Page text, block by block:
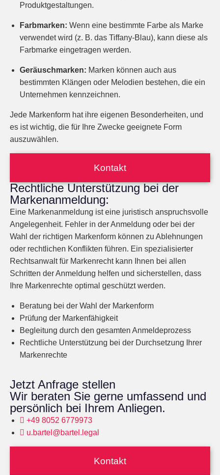
Produktgestaltungen.
Farbmarken: Wenn eine bestimmte Farbe als Marke
verwendet wird (z. B. das Tiffany-Blau), kann diese als
Farbmarke eingetragen werden.
Geräuschmarken: Marken können auch aus
bestimmten Klängen oder Melodien bestehen, die ein
Unternehmen kennzeichnen.
Jede Markenform hat ihre eigenen Besonderheiten, und
es ist wichtig, die für Ihre Zwecke geeignete Form
auszuwählen.
Kontakt
Rechtliche Unterstützung bei der
Markenanmeldung:
Eine Markenanmeldung ist eine juristisch anspruchsvolle
Angelegenheit. Fehler in der Anmeldung oder bei der
Wahl der richtigen Markenform können zu Ablehnungen
oder rechtlichen Konflikten führen. Ein spezialisierter
Rechtsanwalt für Markenrecht kann Ihnen bei allen
Schritten der Anmeldung helfen und sicherstellen, dass
Ihre Markenrechte optimal geschützt werden.
Beratung bei der Wahl der Markenform
Prüfung der Markenfähigkeit
Begleitung durch den gesamten Anmeldeprozess
Rechtliche Unterstützung bei der Durchsetzung Ihrer
Markenrechte
Jetzt Anfrage stellen
Wir beraten Sie gerne umfassend und
persönlich bei Ihrem Anliegen.
+49 8052 6779973
u.bartel@bartel.legal
Kontakt